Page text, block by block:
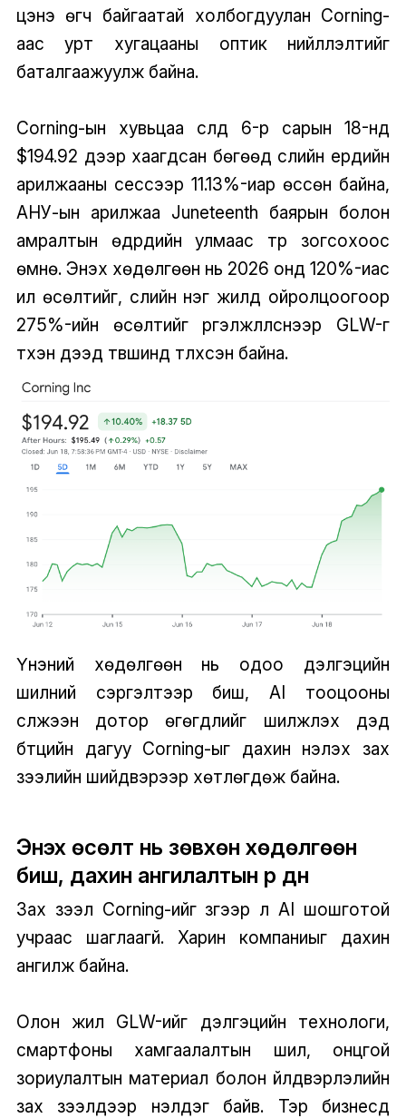
цэнэ өгч байгаатай холбогдуулан Corning-
аас урт хугацааны оптик нийлүүлэлтийг
баталгаажуулж байна.
Corning-ын хувьцаа сүүлд 6-р сарын 18-нд
$194.92 дээр хаагдсан бөгөөд сүүлийн ердийн
арилжааны сессээр 11.13%-иар өссөн байна,
АНУ-ын арилжаа Juneteenth баярын болон
амралтын өдрүүдийн улмаас түр зогсохоос
өмнө. Энэхүү хөдөлгөөн нь 2026 онд 120%-иас
илүү өсөлтийг, сүүлийн нэг жилд ойролцоогоор
275%-ийн өсөлтийг үргэлжлүүлснээр GLW-г
түүхэн дээд түвшинд түлхсэн байна.
Үнэний хөдөлгөөн нь одоо дэлгэцийн
шилний сэргэлтээр биш, AI тооцооны
сүлжээн дотор өгөгдлийг шилжүүлэх дэд
бүтцийн дагуу Corning-ыг дахин үнэлэх зах
зээлийн шийдвэрээр хөтлөгдөж байна.
Энэхүү өсөлт нь зөвхөн хөдөлгөөн
биш, дахин ангилалтын үр дүн
Зах зээл Corning-ийг зүгээр л AI шошготой
учраас шаглаагүй. Харин компаниыг дахин
ангилж байна.
Олон жил GLW-ийг дэлгэцийн технологи,
смартфоны хамгаалалтын шил, онцгой
зориулалтын материал болон үйлдвэрлэлийн
зах зээлүүдээр үнэлдэг байв. Тэр бизнесүүд